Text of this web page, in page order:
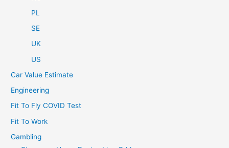
PL
SE
UK
US
Car Value Estimate
Engineering
Fit To Fly COVID Test
Fit To Work
Gambling